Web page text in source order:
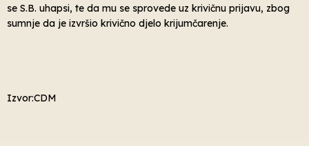
se S.B. uhapsi, te da mu se sprovede uz krivičnu prijavu, zbog
sumnje da je izvršio krivično djelo krijumčarenje.
Izvor:CDM